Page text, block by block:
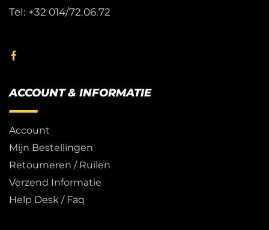
Tel: +32 014/72.06.72
ACCOUNT & INFORMATIE
Account
Mijn Bestellingen
Retourneren / Ruilen
Verzend Informatie
Help Desk / Faq